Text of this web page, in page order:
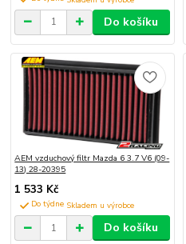
Do košíku
AEM vzduchový filtr Mazda 6 3.7 V6 (09-
13) 28-20395
1 533 Kč
Do týdne
Do košíku